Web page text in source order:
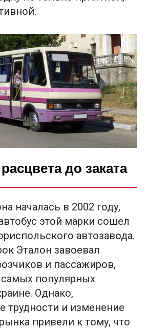
до заката
началась в 2002 году,
этой марки сошел
автозавода.
Эталон завоевал
и пассажиров,
популярных
Однако,
трудности и изменение
привели к тому, что